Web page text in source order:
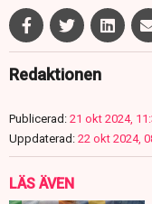
Redaktionen
Publicerad: 21 okt 2024,
Uppdaterad: 22 okt 2024,
LÄS ÄVEN